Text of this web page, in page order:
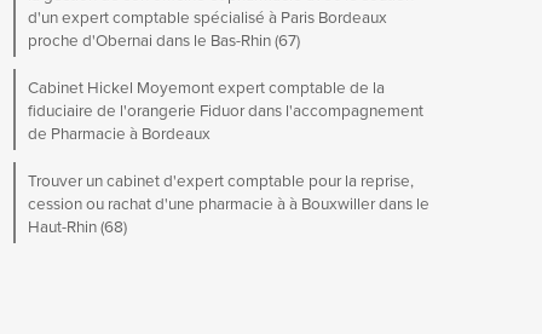
d'un expert comptable spécialisé à Paris Bordeaux
proche d'Obernai dans le Bas-Rhin (67)
Cabinet Hickel Moyemont expert comptable de la
fiduciaire de l'orangerie Fiduor dans l'accompagnement
de Pharmacie à Bordeaux
Trouver un cabinet d'expert comptable pour la reprise,
cession ou rachat d'une pharmacie à à Bouxwiller dans le
Haut-Rhin (68)